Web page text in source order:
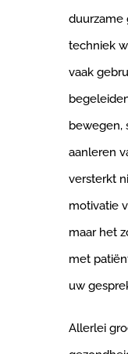
duurzame
techniek
vaak
bewegen,
aanleren
versterkt
motivatie
maar het
met
uw
Allerlei